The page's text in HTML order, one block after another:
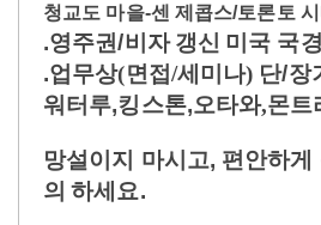
청교도 마을-센 제콥스/토론토
.영주권/비자 갱신 미국 국경
.업무상(면접/세미나) 단/장
워터루,킹스톤,오타와,몬트
망설이지 마시고, 편안하게
의 하세요.